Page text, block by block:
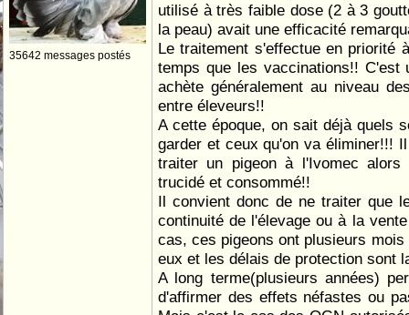
35642 messages postés
utilisé à très faible dose (2 à 3
la peau) avait une efficacité
Le traitement s'effectue en priorité
temps que les vaccinations!! C'est
achète généralement au niveau
entre éleveurs!!
A cette époque, on sait déjà quels
garder et ceux qu'on va éliminer!!!
traiter un pigeon à l'Ivomec
trucidé et consommé!!
Il convient donc de ne traiter que
continuité de l'élevage ou à la
cas, ces pigeons ont plusieurs
eux et les délais de protection sont
A long terme(plusieurs années)
d'affirmer des effets néfastes ou